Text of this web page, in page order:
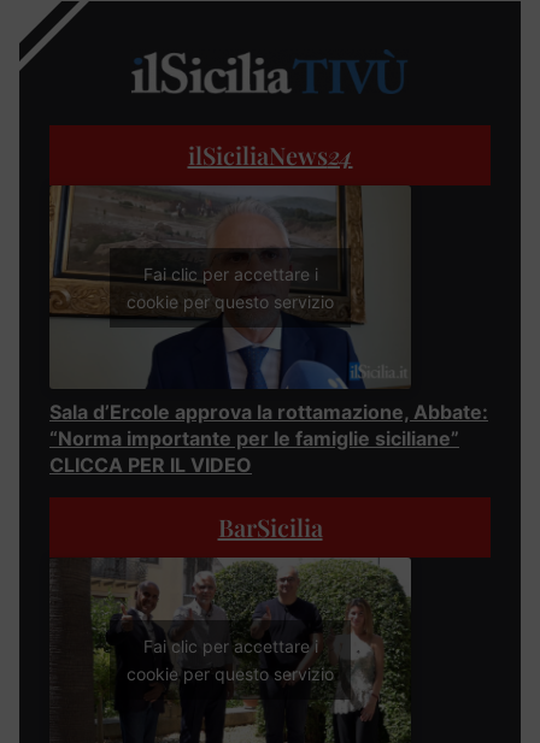
ilSiciliaNews24
Fai clic per accettare i
cookie per questo servizio
Sala d’Ercole approva la rottamazione, Abbate:
“Norma importante per le famiglie siciliane”
CLICCA PER IL VIDEO
BarSicilia
Fai clic per accettare i
cookie per questo servizio